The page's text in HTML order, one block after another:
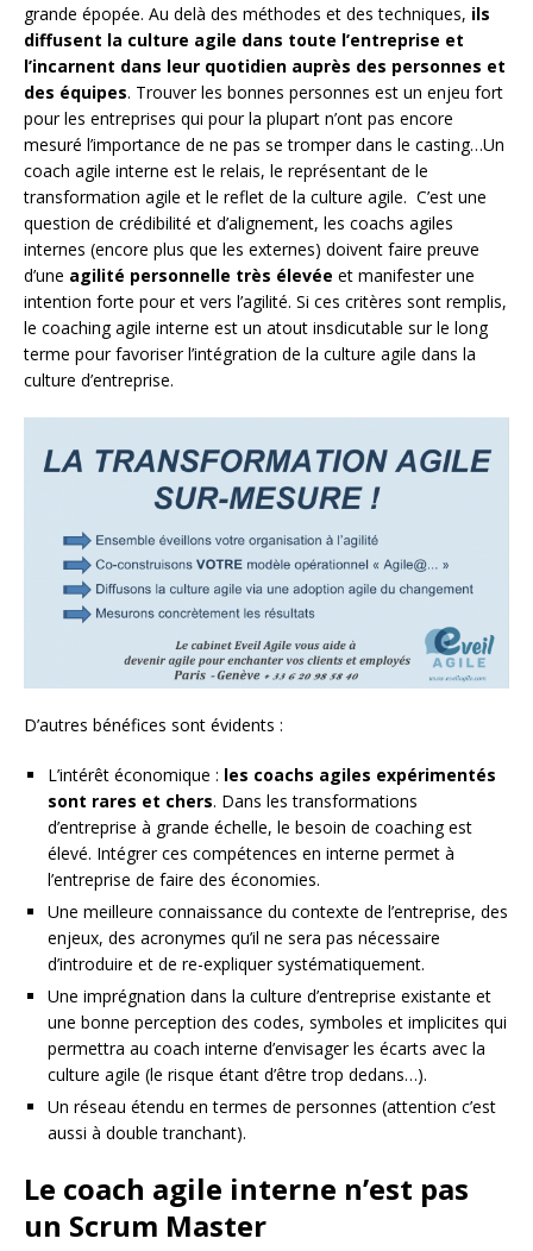
grande épopée. Au delà des méthodes et des techniques, ils
diffusent la culture agile dans toute l’entreprise et
l’incarnent dans leur quotidien auprès des personnes et
des équipes. Trouver les bonnes personnes est un enjeu fort
pour les entreprises qui pour la plupart n’ont pas encore
mesuré l’importance de ne pas se tromper dans le casting…Un
coach agile interne est le relais, le représentant de le
transformation agile et le reflet de la culture agile. C’est une
question de crédibilité et d’alignement, les coachs agiles
internes (encore plus que les externes) doivent faire preuve
d’une agilité personnelle très élevée et manifester une
intention forte pour et vers l’agilité. Si ces critères sont remplis,
le coaching agile interne est un atout insdicutable sur le long
terme pour favoriser l’intégration de la culture agile dans la
culture d’entreprise.
D’autres bénéfices sont évidents :
L’intérêt économique : les coachs agiles expérimentés
sont rares et chers. Dans les transformations
d’entreprise à grande échelle, le besoin de coaching est
élevé. Intégrer ces compétences en interne permet à
l’entreprise de faire des économies.
Une meilleure connaissance du contexte de l’entreprise, des
enjeux, des acronymes qu’il ne sera pas nécessaire
d’introduire et de re-expliquer systématiquement.
Une imprégnation dans la culture d’entreprise existante et
une bonne perception des codes, symboles et implicites qui
permettra au coach interne d’envisager les écarts avec la
culture agile (le risque étant d’être trop dedans…).
Un réseau étendu en termes de personnes (attention c’est
aussi à double tranchant).
Le coach agile interne n’est pas
un Scrum Master